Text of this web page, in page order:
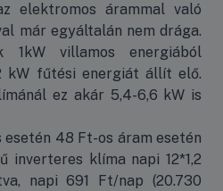
elektromos árammal való
már egyáltalán nem drága.
1kW villamos energiából
kW fűtési energiát állít elő.
ez akár 5,4-6,6 kW is
48 Ft-os áram esetén
inverteres klíma napi 12*1,2
napi 691 Ft/nap (20.730